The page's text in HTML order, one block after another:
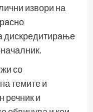
извори на
дискредитирање
со
темите и
речник и